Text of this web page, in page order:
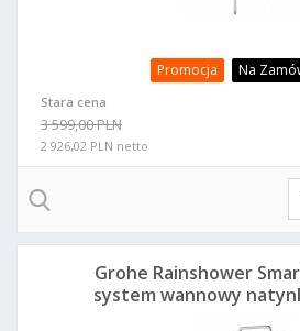
Promocja Na
Stara cena
3 599,00 PLN
2 926,02 PLN netto
Grohe Rainshower
system wannowy